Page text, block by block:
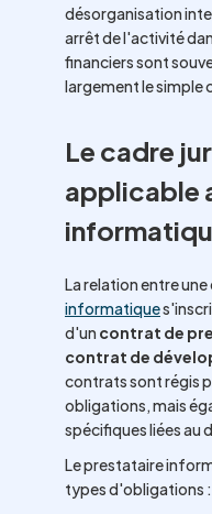
désorganisation
arrêt de l'activité
financiers sont
largement le simple
Le cadre
applicable
La relation entre
informatique
d'un contrat de
contrat de
contrats sont régis
obligations, mais
spécifiques liées au
Le prestataire
types d'obligations :